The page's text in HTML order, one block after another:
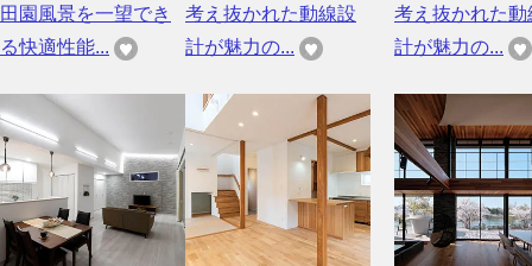
田園風景を一望でき
る快適性能...
考え抜かれた動線設
計が魅力の...
考え抜かれた動
計が魅力の...